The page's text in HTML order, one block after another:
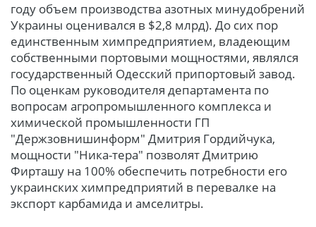
году объем производства азотных минудобрений
Украины оценивался в $2,8 млрд). До сих пор
единственным химпредприятием, владеющим
собственными портовыми мощностями, являлся
государственный Одесский припортовый завод.
По оценкам руководителя департамента по
вопросам агропромышленного комплекса и
химической промышленности ГП
"Держзовнишинформ" Дмитрия Гордийчука,
мощности "Ника-тера" позволят Дмитрию
Фирташу на 100% обеспечить потребности его
украинских химпредприятий в перевалке на
экспорт карбамида и амселитры.